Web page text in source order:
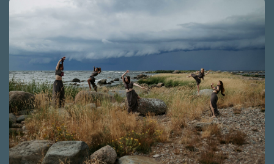
Odkryj swój prawdziwy potencjał poprzez pracę z ciałem!
Czy czujesz napięcie w ciele, zmęczenie lub stres, który
trudno Ci rozładować? A może masz wrażenie, że…Dowiedz
się więcej »
Grupa Ćwiczeniowa w nurcie
analizy bioenergetycznej
Alexandra Lowena w Łodzi